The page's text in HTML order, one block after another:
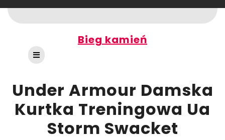
to
content
Bieg kamień
Open
Button
Under Armour Damska
Kurtka Treningowa Ua
Storm Swacket